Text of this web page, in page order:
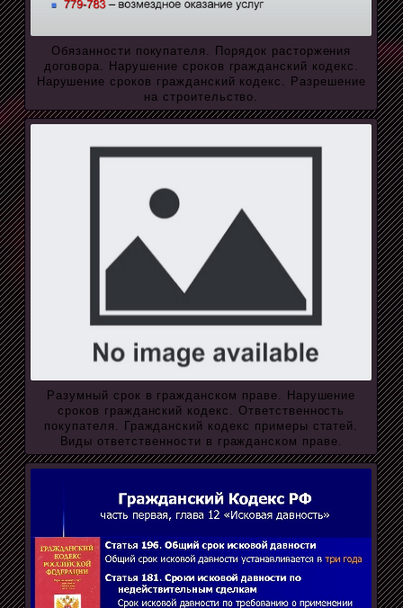
Обязанности покупателя. Порядок расторжения
договора. Нарушение сроков гражданский кодекс.
Нарушение сроков гражданский кодекс. Разрешение
на строительство.
Разумный срок в гражданском праве. Нарушение
сроков гражданский кодекс. Ответственность
покупателя. Гражданский кодекс примеры статей.
Виды ответственности в гражданском праве.